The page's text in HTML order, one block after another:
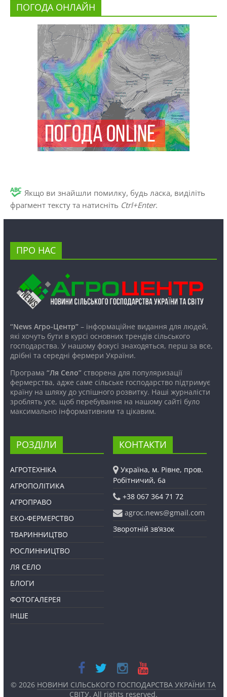
ПОГОДА ОНЛАЙН
Якщо ви знайшли помилку, будь ласка, виділіть
фрагмент тексту та натисніть Ctrl+Enter.
ПРО НАС
“News Агро-Центр”– інформаційне видання для людей,
які хочуть бути в курсі основних трендів сільського
господарства. У нашому фокусі знаходяться, перш за все,
дрібні та середні фермери України.
Програма “Ля Село”створена для популяризації
фермерства, адже саме сільське господарство підтримує
країну на шляху до успішного розвитку. Наші журналісти
зроблять усе, щоб перебування на нашому сайті було
максимально інформативним та цікавим.
РОЗДІЛИ
АГРОТЕХНІКА
АГРОПОЛІТИКА
АГРОПРАВО
ЕКО-ФЕРМЕРСТВО
ТВАРИННИЦТВО
РОСЛИННИЦТВО
ЛЯ СЕЛО
БЛОГИ
ФОТОГАЛЕРЕЯ
ІНШЕ
КОНТАКТИ
Україна, м. Рівне, пров.
Робітничий, 6а
+38 067 364 71 72
agroc.news@gmail.com
Зворотній зв’язок
© 2026 НОВИНИ СІЛЬСЬКОГО ГОСПОДАРСТВА УКРАЇНИ ТА
СВІТУ. All rights reserved.